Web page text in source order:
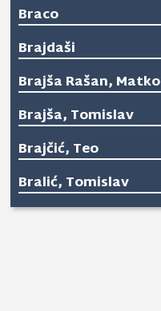
Braco
Brajdaši
Brajša Rašan, Matko
Brajša, Tomislav
Brajčić, Teo
Bralić, Tomislav
Bralić, Željana